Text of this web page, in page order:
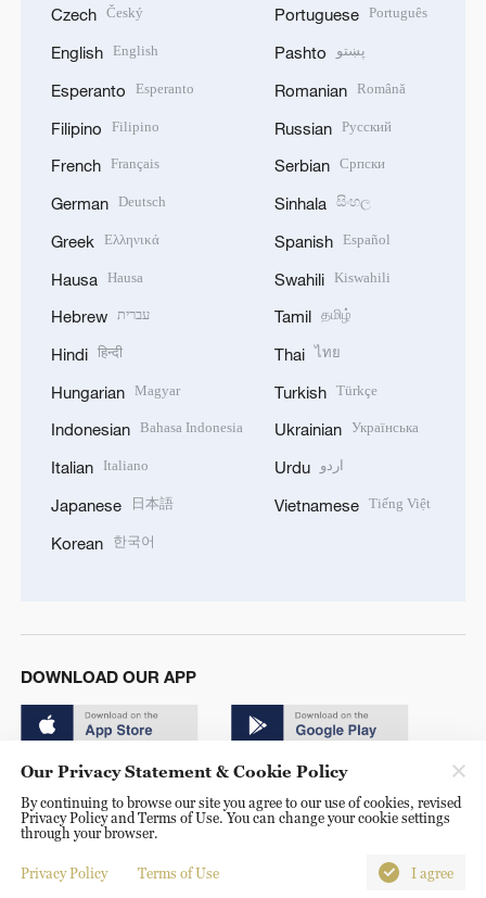
Czech Český
English English
Esperanto Esperanto
Filipino Filipino
French Français
German Deutsch
Greek Ελληνικά
Hausa Hausa
Hebrew עברית
Hindi हिन्दी
Hungarian Magyar
Indonesian Bahasa Indonesia
Italian Italiano
Japanese 日本語
Korean 한국어
Portuguese Português
Pashto پښتو
Romanian Română
Russian Русский
Serbian Српски
Sinhala සිංහල
Spanish Español
Swahili Kiswahili
Tamil தமிழ்
Thai ไทย
Turkish Türkçe
Ukrainian Українська
Urdu اردو
Vietnamese Tiếng Việt
DOWNLOAD OUR APP
© China Radio International.CRI. All Rights Reserved. 16A
Shijingshan Road, Beijing, China. 100040
Our Privacy Statement & Cookie Policy
By continuing to browse our site you agree to our use of cookies, revised
Privacy Policy and Terms of Use. You can change your cookie settings
through your browser.
Privacy Policy Terms of Use I agree